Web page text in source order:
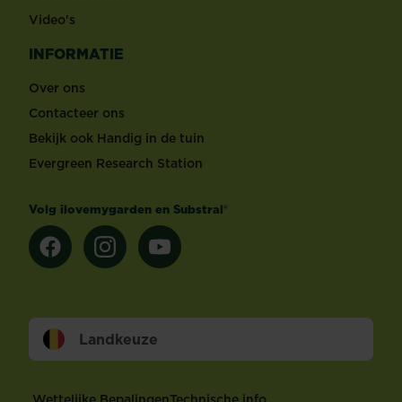
Video's
INFORMATIE
Over ons
Contacteer ons
Bekijk ook Handig in de tuin
Evergreen Research Station
Volg ilovemygarden en Substral®
Landkeuze
Footer